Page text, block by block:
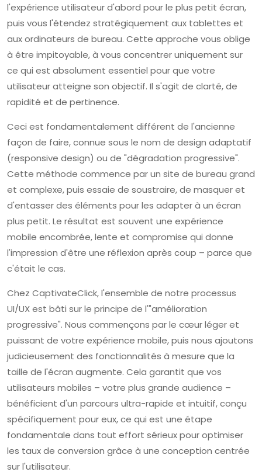
l'expérience utilisateur d'abord pour le plus petit écran,
puis vous l'étendez stratégiquement aux tablettes et
aux ordinateurs de bureau. Cette approche vous oblige
à être impitoyable, à vous concentrer uniquement sur
ce qui est absolument essentiel pour que votre
utilisateur atteigne son objectif. Il s'agit de clarté, de
rapidité et de pertinence.
Ceci est fondamentalement différent de l'ancienne
façon de faire, connue sous le nom de design adaptatif
(responsive design) ou de "dégradation progressive".
Cette méthode commence par un site de bureau grand
et complexe, puis essaie de soustraire, de masquer et
d'entasser des éléments pour les adapter à un écran
plus petit. Le résultat est souvent une expérience
mobile encombrée, lente et compromise qui donne
l'impression d'être une réflexion après coup – parce que
c'était le cas.
Chez CaptivateClick, l'ensemble de notre processus
UI/UX est bâti sur le principe de l'"amélioration
progressive". Nous commençons par le cœur léger et
puissant de votre expérience mobile, puis nous ajoutons
judicieusement des fonctionnalités à mesure que la
taille de l'écran augmente. Cela garantit que vos
utilisateurs mobiles – votre plus grande audience –
bénéficient d'un parcours ultra-rapide et intuitif, conçu
spécifiquement pour eux, ce qui est une étape
fondamentale dans tout effort sérieux pour optimiser
les taux de conversion grâce à une conception centrée
sur l'utilisateur.